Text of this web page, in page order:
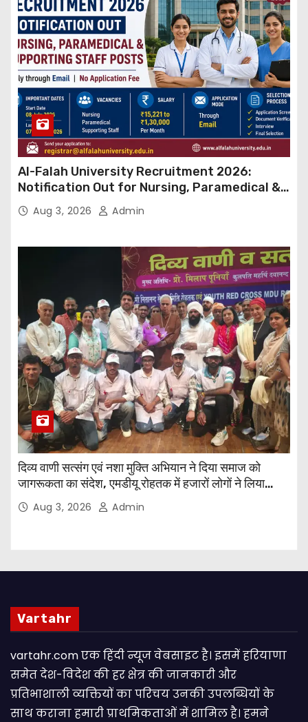
Al-Falah University Recruitment 2026:
Notification Out for Nursing, Paramedical &
Supporting Staff Posts, Apply Through Email
Aug 3, 2026 Admin
दिव्य वाणी सत्संग एवं नशा मुक्ति अभियान ने दिया समाज को
जागरूकता का संदेश, एमडीयू रोहतक में हजारों लोगों ने लिया
संकल्पAug 3, 2026 Admin
Vartahr
vartahr.com एक हिंदी न्यूज वेबसाइट है। इसमें हरियाणा
समेत देश-विदेश की हर क्षेत्र की जानकारी और
प्रतिभाशाली व्यक्तियों का परिचय उनकी उपलब्धियों के
साथ कराना हमारी प्राथमिकताओं में शामिल है। हमने